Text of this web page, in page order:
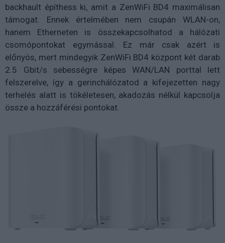
backhault építhess ki, amit a ZenWiFi BD4 maximálisan
támogat. Ennek értelmében nem csupán WLAN-on,
hanem Etherneten is összekapcsolhatod a hálózati
csomópontokat egymással. Ez már csak azért is
előnyös, mert mindegyik ZenWiFi BD4 központ két darab
2.5 Gbit/s sebességre képes WAN/LAN porttal lett
felszerelve, így a gerinchálózatod a kifejezetten nagy
terhelés alatt is tökéletesen, akadozás nélkül kapcsolja
össze a hozzáférési pontokat.